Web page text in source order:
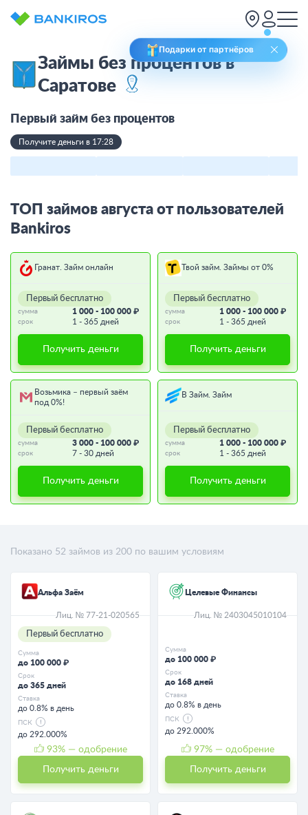
Подарки от партнёров
Займы без процентов в
Саратове
Первый займ без процентов
Получите деньги в 17:28
ТОП займов августа от пользователей
Bankiros
Гранат. Займ онлайн
Первый бесплатно
сумма 1 000 - 100 000 ₽
срок 1 - 365 дней
Получить деньги
Твой займ. Займы от 0%
Первый бесплатно
сумма 1 000 - 100 000 ₽
срок 1 - 365 дней
Получить деньги
Возьмика – первый заём
под 0%!
Первый бесплатно
сумма 3 000 - 100 000 ₽
срок 7 - 30 дней
Получить деньги
В Займ. Займ
Первый бесплатно
сумма 1 000 - 100 000 ₽
срок 1 - 365 дней
Получить деньги
Показано 52 займов из 200 по вашим условиям
Альфа Заём
Лиц. № 77-21-020565
Первый бесплатно
Сумма
до 100 000 ₽
Срок
до 365 дней
Ставка
до 0.8% в день
ПСК
до 292.000%
93% — одобрение
Получить деньги
Целевые Финансы
Лиц. № 2403045010104
Сумма
до 100 000 ₽
Срок
до 168 дней
Ставка
до 0.8% в день
ПСК
до 292.000%
97% — одобрение
Получить деньги